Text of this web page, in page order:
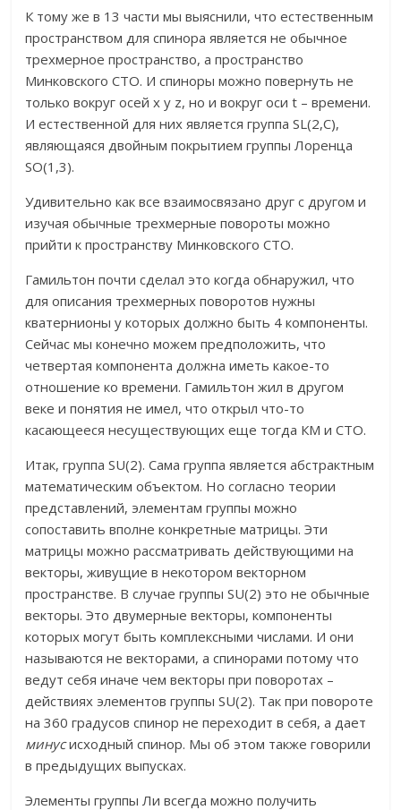
К тому же в 13 части мы выяснили, что естественным
пространством для спинора является не обычное
трехмерное пространство, а пространство
Минковского СТО. И спиноры можно повернуть не
только вокруг осей x y z, но и вокруг оси t – времени.
И естественной для них является группа SL(2,C),
являющаяся двойным покрытием группы Лоренца
SO(1,3).
Удивительно как все взаимосвязано друг с другом и
изучая обычные трехмерные повороты можно
прийти к пространству Минковского СТО.
Гамильтон почти сделал это когда обнаружил, что
для описания трехмерных поворотов нужны
кватернионы у которых должно быть 4 компоненты.
Сейчас мы конечно можем предположить, что
четвертая компонента должна иметь какое-то
отношение ко времени. Гамильтон жил в другом
веке и понятия не имел, что открыл что-то
касающееся несуществующих еще тогда КМ и СТО.
Итак, группа SU(2). Сама группа является абстрактным
математическим объектом. Но согласно теории
представлений, элементам группы можно
сопоставить вполне конкретные матрицы. Эти
матрицы можно рассматривать действующими на
векторы, живущие в некотором векторном
пространстве. В случае группы SU(2) это не обычные
векторы. Это двумерные векторы, компоненты
которых могут быть комплексными числами. И они
называются не векторами, а спинорами потому что
ведут себя иначе чем векторы при поворотах –
действиях элементов группы SU(2). Так при повороте
на 360 градусов спинор не переходит в себя, а дает
минусисходный спинор. Мы об этом также говорили
в предыдущих выпусках.
Элементы группы Ли всегда можно получить